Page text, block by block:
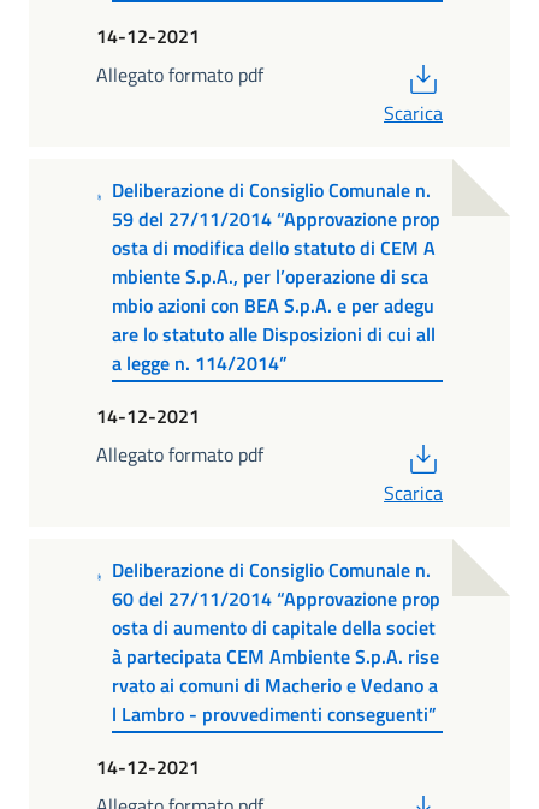
14-12-2021
Allegato formato pdf
Scarica
Deliberazione di Consiglio Comunale n.
59 del 27/11/2014 “Approvazione prop
osta di modifica dello statuto di CEM A
mbiente S.p.A., per l’operazione di sca
mbio azioni con BEA S.p.A. e per adegu
are lo statuto alle Disposizioni di cui all
a legge n. 114/2014”
14-12-2021
Allegato formato pdf
Scarica
Deliberazione di Consiglio Comunale n.
60 del 27/11/2014 “Approvazione prop
osta di aumento di capitale della societ
à partecipata CEM Ambiente S.p.A. rise
rvato ai comuni di Macherio e Vedano a
l Lambro - provvedimenti conseguenti”
14-12-2021